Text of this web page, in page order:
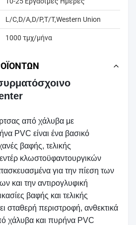
L/C,D/A,D/P,T/T,Western Union
1000 τμχ/μήνα
από χάλυβα με
PVC είναι ένα βασικό
βαφής, τελικής
κλωστοϋφαντουργικών
για την πίεση των
και την αντιρογλυφική
βαφής και τελικής
σταθερή περιστροφή, ανθεκτικά
χάλυβα και πυρήνα PVC